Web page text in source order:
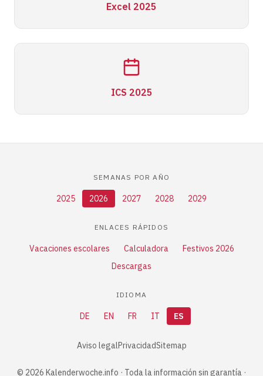
Excel 2025
ICS 2025
SEMANAS POR AÑO
2025 2026 2027 2028 2029
ENLACES RÁPIDOS
Vacaciones escolares Calculadora
Festivos 2026
Descargas
IDIOMA
DE EN FR IT ES
Aviso legalPrivacidadSitemap
© 2026 Kalenderwoche.info · Toda la información sin garantía ·